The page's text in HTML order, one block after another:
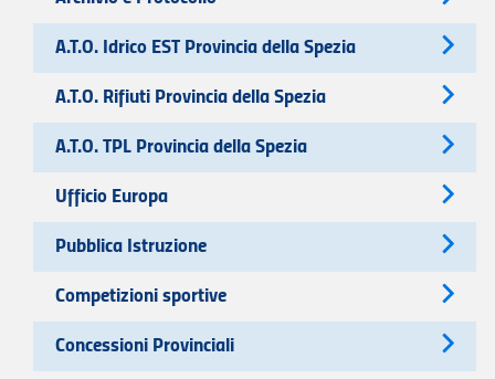
A.T.O. Idrico EST Provincia della Spezia
A.T.O. Rifiuti Provincia della Spezia
A.T.O. TPL Provincia della Spezia
Ufficio Europa
Pubblica Istruzione
Competizioni sportive
Concessioni Provinciali